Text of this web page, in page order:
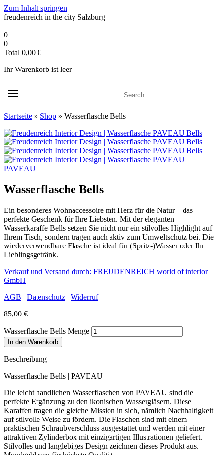
Zum Inhalt springen
freudenreich in the city Salzburg
0
0
Total 0,00 €
Ihr Warenkorb ist leer
Startseite » Shop » Wasserflasche Bells
PAVEAU
Wasserflasche Bells
Ein besonderes Wohnaccessoire mit Herz für die Natur – das
perfekte Geschenk für Ihre Liebsten. Mit der eleganten
Wasserkaraffe Bells setzen Sie nicht nur ein stilvolles Highlight auf
Ihrem Tisch, sondern tragen auch aktiv zum Umweltschutz bei. Die
wiederverwendbare Flasche ist ideal für (Spritz-)Wasser oder Ihr
Lieblingsgetränk.
Verkauf und Versand durch: FREUDENREICH world of interior
GmbH
AGB | Datenschutz | Widerruf
85,00 €
Wasserflasche Bells Menge
In den Warenkorb
Beschreibung
Wasserflasche Bells | PAVEAU
Die leicht handlichen Wasserflaschen von PAVEAU sind die
perfekte Ergänzung zu den ikonischen Wassergläsern. Diese
Karaffen tragen die gleiche Mission in sich, nämlich Nachhaltigkeit
auf stilvolle Weise zu fördern. Die Flaschen sind mit einem
praktischen Schraubverschluss ausgestattet und werden mit einer
attraktiven Zylinderbox mit einzigartigen Illustrationen geliefert.
Stilvolles und langlebiges Design zeichnen dieses Produkt aus.